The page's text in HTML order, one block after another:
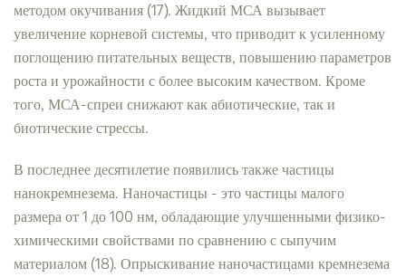
методом окучивания (17). Жидкий МСА вызывает
увеличение корневой системы, что приводит к усиленному
поглощению питательных веществ, повышению параметров
роста и урожайности с более высоким качеством. Кроме
того, МСА-спреи снижают как абиотические, так и
биотические стрессы.
В последнее десятилетие появились также частицы
нанокремнезема. Наночастицы - это частицы малого
размера от 1 до 100 нм, обладающие улучшенными физико-
химическими свойствами по сравнению с сыпучим
материалом (18). Опрыскивание наночастицами кремнезема